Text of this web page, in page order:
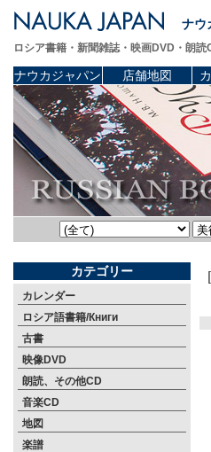
ナウ
ロシア書籍・新聞雑誌・映画DVD・朗
ナウカジャパン 店舗地図
カテゴリー
カレンダー
ロシア語書籍/Книги
古書
映像DVD
朗読、その他CD
音楽CD
地図
楽譜